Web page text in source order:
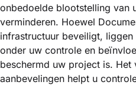
onbedoelde blootstelling van
verminderen. Hoewel
infrastructuur beveiligt,
onder uw controle en
beschermd uw project is. Het
aanbevelingen helpt u